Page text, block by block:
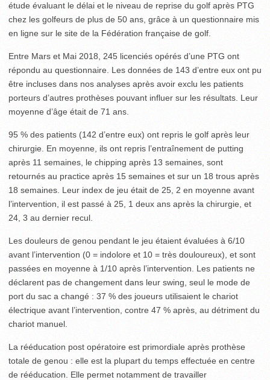
étude évaluant le délai et le niveau de reprise du golf après PTG
chez les golfeurs de plus de 50 ans, grâce à un questionnaire mis
en ligne sur le site de la Fédération française de golf.
Entre Mars et Mai 2018, 245 licenciés opérés d’une PTG ont
répondu au questionnaire. Les données de 143 d’entre eux ont pu
être incluses dans nos analyses après avoir exclu les patients
porteurs d’autres prothèses pouvant influer sur les résultats. Leur
moyenne d’âge était de 71 ans.
95 % des patients (142 d’entre eux) ont repris le golf après leur
chirurgie. En moyenne, ils ont repris l’entraînement de putting
après 11 semaines, le chipping après 13 semaines, sont
retournés au practice après 15 semaines et sur un 18 trous après
18 semaines. Leur index de jeu était de 25, 2 en moyenne avant
l’intervention, il est passé à 25, 1 deux ans après la chirurgie, et
24, 3 au dernier recul.
Les douleurs de genou pendant le jeu étaient évaluées à 6/10
avant l’intervention (0 = indolore et 10 = très douloureux), et sont
passées en moyenne à 1/10 après l’intervention. Les patients ne
déclarent pas de changement dans leur swing, seul le mode de
port du sac a changé : 37 % des joueurs utilisaient le chariot
électrique avant l’intervention, contre 47 % après, au détriment du
chariot manuel.
La rééducation post opératoire est primordiale après prothèse
totale de genou : elle est la plupart du temps effectuée en centre
de rééducation. Elle permet notamment de travailler